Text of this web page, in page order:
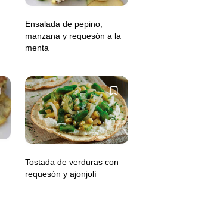
Ensalada de pepino,
manzana y requesón a la
menta
Tostada de verduras con
requesón y ajonjolí